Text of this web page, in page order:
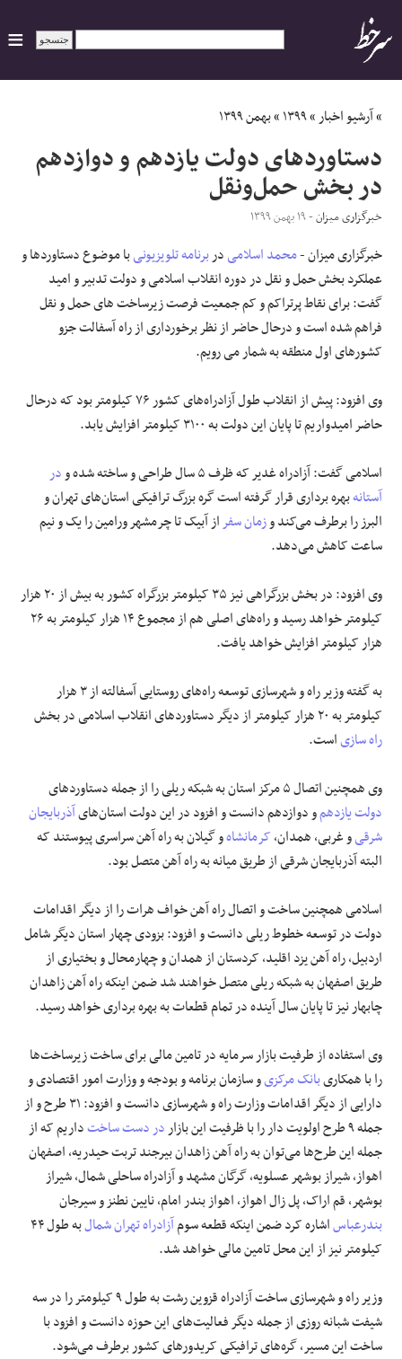
ایران
سیاسی
اقتصاد
ورزشی
جهان
اجتماعی
حوادث
فرهنگی و هنری
مقالات
»آرشیو اخبار»۱۳۹۹»بهمن ۱۳۹۹
دستاورد‌های دولت یازدهم و دوازدهم
در بخش حمل‌ونقل
خبرگزاری میزان- ۱۹ بهمن ۱۳۹۹
خبرگزاری میزان -محمد اسلامیدربرنامه تلویزیونیبا موضوع دستاورد‌ها و
عملکرد بخش حمل و نقل در دوره انقلاب اسلامی و دولت تدبیر و امید
گفت: برای نقاط پرتراکم و کم جمعیت فرصت زیرساخت های حمل و نقل
فراهم شده است و درحال حاضر از نظر برخورداری از راه آسفالت جزو
کشورهای اول منطقه به شمار می رویم.
وی افزود: پیش از انقلاب طول آزادراه‌های کشور ۷۶ کیلومتر بود که درحال
حاضر امیدواریم تا پایان این دولت به ۳۱۰۰ کیلومتر افزایش یابد.
اسلامی گفت: آزادراه غدیر که ظرف ۵ سال طراحی و ساخته شده و
در
آستانهبهره برداری قرار گرفته است گره بزرگ ترافیکی استان‌های تهران و
البرز را برطرف می‌کند وزمان سفراز آبیک تا چرمشهر ورامین را یک و نیم
ساعت کاهش می‌دهد.
وی افزود: در بخش بزرگراهی نیز ۳۵ کیلومتر بزرگراه کشور به بیش از ۲۰ هزار
کیلومتر خواهد رسید و راه‌های اصلی هم از مجموع ۱۴ هزار کیلومتر به ۲۶
هزار کیلومتر افزایش خواهد یافت.
به گفته وزیر راه و شهرسازی توسعه راه‌های روستایی آسفالته از ۳ هزار
کیلومتر به ۲۰ هزار کیلومتر از دیگر دستاورد‌های انقلاب اسلامی در بخش
راه سازیاست.
وی همچنین اتصال ۵ مرکز استان به شبکه ریلی را از جمله دستاورد‌های
دولت یازدهمو دوازدهم دانست و افزود در این دولت استان‌هایآذربایجان
شرقیو غربی، همدان،کرمانشاهو گیلان به راه آهن سراسری پیوستند که
البته آذربایجان شرقی از طریق میانه به راه آهن متصل بود.
اسلامی همچنین ساخت و اتصال راه آهن خواف هرات را از دیگر اقدامات
دولت در توسعه خطوط ریلی دانست و افزود: بزودی چهار استان دیگر شامل
اردبیل، راه آهن یزد اقلید، کردستان از همدان و چهارمحال و بختیاری از
طریق اصفهان به شبکه ریلی متصل خواهند شد ضمن اینکه راه آهن زاهدان
چابهار نیز تا پایان سال آینده در تمام قطعات به بهره برداری خواهد رسید.
وی استفاده از طرفیت بازار سرمایه در تامین مالی برای ساخت زیرساخت‌ها
را با همکاریبانک مرکزیو سازمان برنامه و بودجه و وزارت امور اقتصادی و
دارایی از دیگر اقدامات وزارت راه و شهرسازی دانست و افزود: ۳۱ طرح و از
جمله ۹ طرح اولویت دار را با ظرفیت این بازار
در دست ساختداریم که از
جمله این طرح‌ها می‌توان به راه آهن زاهدان بیرجند تربت حیدریه، اصفهان
اهواز، شیراز بوشهر عسلویه، گرگان مشهد و آزادراه ساحلی شمال، شیراز
بوشهر، قم اراک، پل زال اهواز، اهواز بندر امام، نایین نطنز و سیرجان
بندرعباساشاره کرد ضمن اینکه قطعه سومآزادراه تهران شمال
به طول ۴۴
کیلومتر نیز از این محل تامین مالی خواهد شد.
وزیر راه و شهرسازی ساخت آزادراه قزوین رشت به طول ۹ کیلومتر را در سه
شیفت شبانه روزی از جمله دیگر فعالیت‌های این حوزه دانست و افزود با
ساخت این مسیر، گره‌های ترافیکی کریدور‌های کشور برطرف می‌شود.